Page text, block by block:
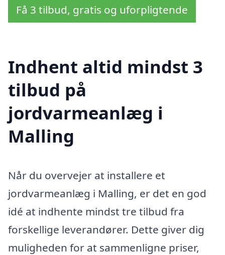
Få 3 tilbud, gratis og uforpligtende
Indhent altid mindst 3
tilbud på
jordvarmeanlæg i
Malling
Når du overvejer at installere et
jordvarmeanlæg i Malling, er det en god
idé at indhente mindst tre tilbud fra
forskellige leverandører. Dette giver dig
muligheden for at sammenligne priser,